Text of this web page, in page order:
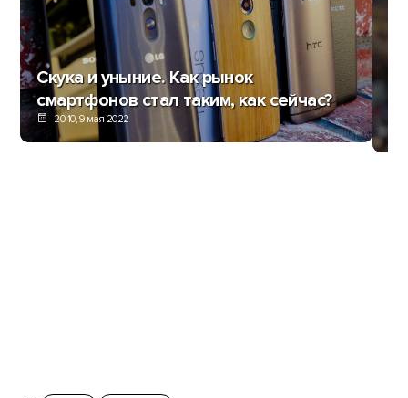
Скука и уныние. Как рынок
смартфонов стал таким, как сейчас?
20:10, 9 мая 2022